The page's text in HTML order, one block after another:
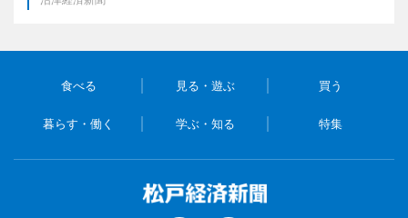
食べる 見る・遊ぶ 買う
暮らす・働く 学ぶ・知る 特集